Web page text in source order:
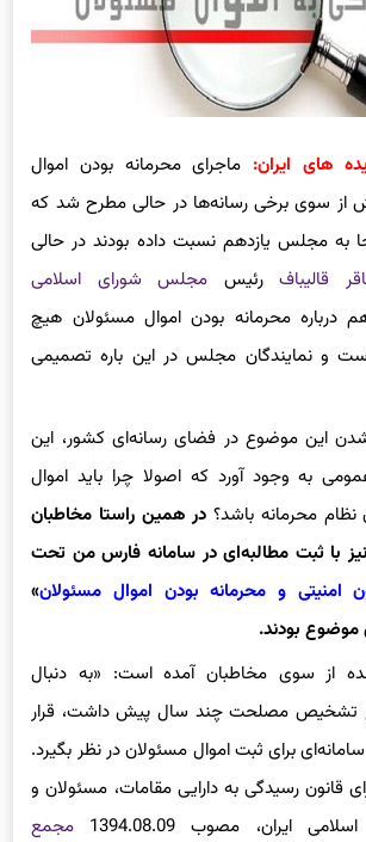
های ایران: ماجرای محرمانه بودن اموال
از سوی برخی رسانه‌ها در حالی مطرح شد که
به مجلس یازدهم نسبت داده بودند در حالی
قالیبافرئیس مجلس شورای اسلامی
درباره محرمانه بودن اموال مسئولان هیچ
و نمایندگان مجلس در این باره تصمیمی
این موضوع در فضای رسانه‌ای کشور، این
به وجود آورد که اصولا چرا باید اموال
نظام محرمانه باشد؟ در همین راستا مخاطبان
نیز با ثبت مطالبه‌ای در سامانه فارس من تحت
امنیتی و محرمانه بودن اموال مسئولان»
موضوع بودند.
از سوی مخاطبان آمده است: «به‌ دنبال
تشخیص مصلحت چند سال پیش داشت، قرار
برای ثبت اموال مسئولان در نظر بگیرد.
قانون رسیدگی به دارایی مقامات، مسئولان و
ایران، مصوب 1394.08.09
مجمع